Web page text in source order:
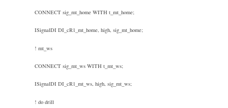
CONNECT sig_mt_home WITH t_mt_home;
ISignalDI DI_cR1_mt_home, high, sig_mt_home;
! mt_ws
CONNECT sig_mt_ws WITH t_mt_ws;
ISignalDI DI_cR1_mt_ws, high, sig_mt_ws;
! do drill